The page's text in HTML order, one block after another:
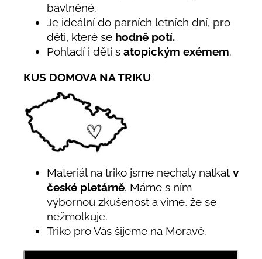
bavlněné.
Je ideální do parních letních dní, pro
děti, které se hodně potí.
Pohladí i děti s atopickým exémem.
KUS DOMOVA NA TRIKU
Materiál na triko jsme nechaly natkat v
české pletárně. Máme s ním
výbornou zkušenost a víme, že se
nežmolkuje.
Triko pro Vás šijeme na Moravě.